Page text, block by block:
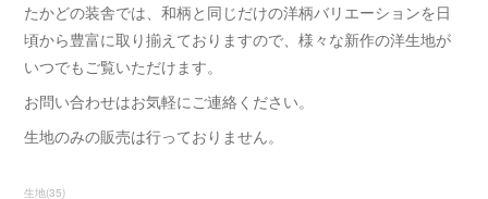
たかどの装舎では、和柄と同じだけの洋柄バリエーションを日
頃から豊富に取り揃えておりますので、様々な新作の洋生地が
いつでもご覧いただけます。
お問い合わせはお気軽にご連絡ください。
生地のみの販売は行っておりません。
生地(35)